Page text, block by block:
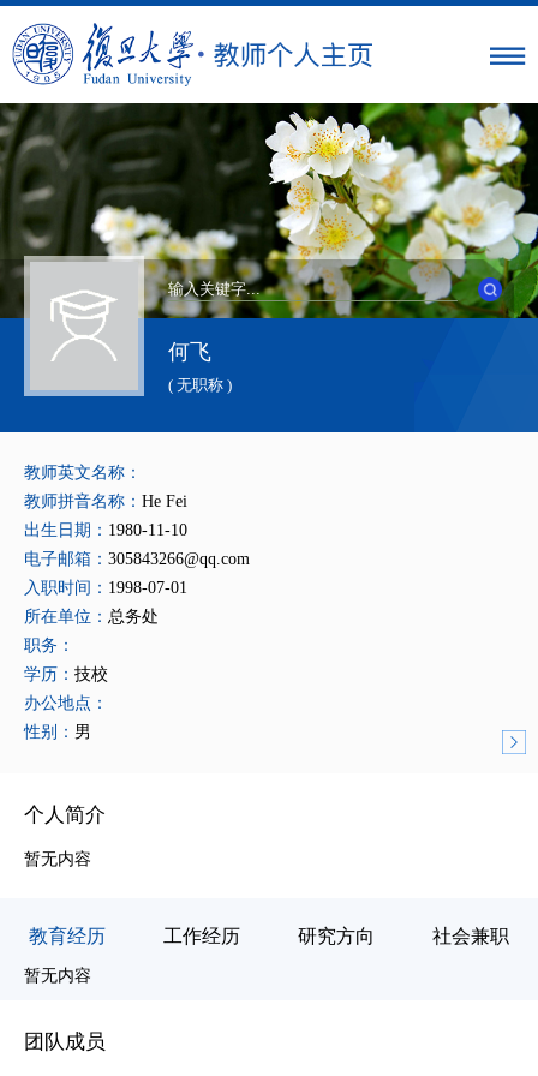
何飞
( 无职称 )
教师英文名称：
教师拼音名称： He Fei
出生日期： 1980-11-10
电子邮箱： 305843266@qq.com
入职时间： 1998-07-01
所在单位： 总务处
职务：
学历： 技校
办公地点：
性别： 男
个人简介
暂无内容
教育经历 工作经历 研究方向 社会兼职
暂无内容
团队成员